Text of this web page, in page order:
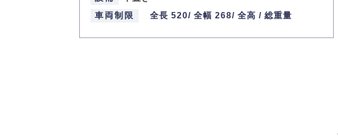
車両制限
全長 520/ 全幅 268/ 全高 / 総重量